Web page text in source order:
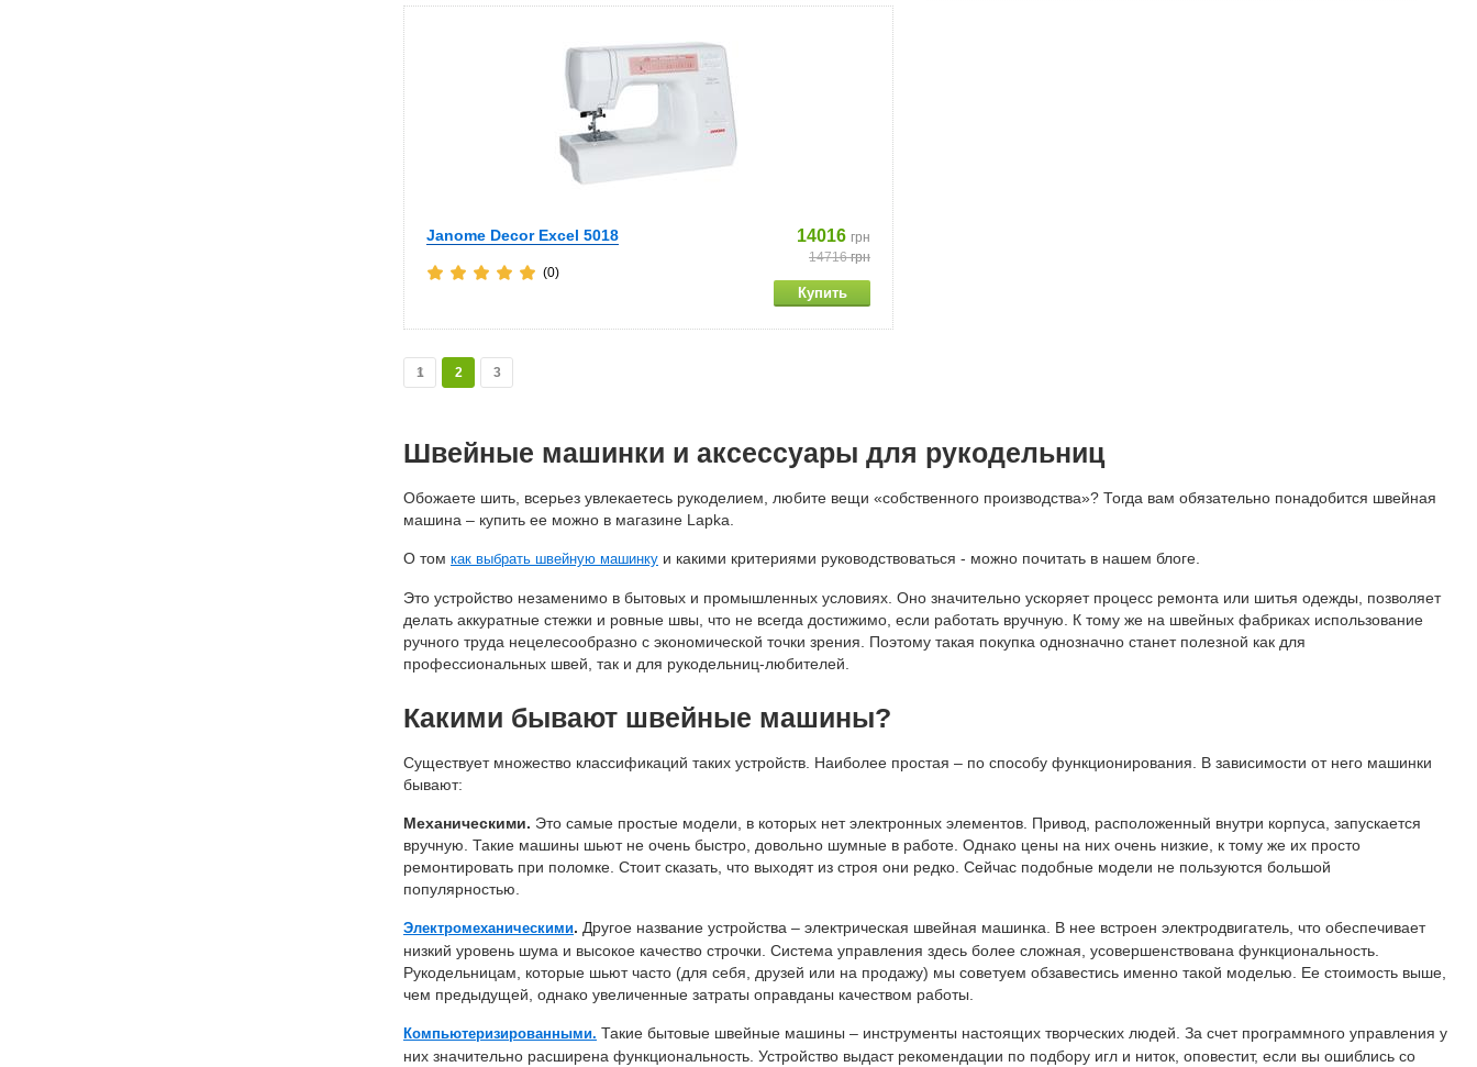
Janome Decor Excel 5018 14016 грн
14716грн
(0)
1 2 3
Швейные машинки и аксессуары для рукодельниц
Обожаете шить, всерьез увлекаетесь рукоделием, любите вещи «собственного производства»? Тогда вам обязательно понадобится швейная
машина – купить ее можно в магазине Lapka.
О том как выбрать швейную машинку и какими критериями руководствоваться - можно почитать в нашем блоге.
Это устройство незаменимо в бытовых и промышленных условиях. Оно значительно ускоряет процесс ремонта или шитья одежды, позволяет
делать аккуратные стежки и ровные швы, что не всегда достижимо, если работать вручную. К тому же на швейных фабриках использование
ручного труда нецелесообразно с экономической точки зрения. Поэтому такая покупка однозначно станет полезной как для
профессиональных швей, так и для рукодельниц-любителей.
Какими бывают швейные машины?
Существует множество классификаций таких устройств. Наиболее простая – по способу функционирования. В зависимости от него машинки
бывают:
Механическими. Это самые простые модели, в которых нет электронных элементов. Привод, расположенный внутри корпуса, запускается
вручную. Такие машины шьют не очень быстро, довольно шумные в работе. Однако цены на них очень низкие, к тому же их просто
ремонтировать при поломке. Стоит сказать, что выходят из строя они редко. Сейчас подобные модели не пользуются большой
популярностью.
Электромеханическими. Другое название устройства – электрическая швейная машинка. В нее встроен электродвигатель, что обеспечивает
низкий уровень шума и высокое качество строчки. Система управления здесь более сложная, усовершенствована функциональность.
Рукодельницам, которые шьют часто (для себя, друзей или на продажу) мы советуем обзавестись именно такой моделью. Ее стоимость выше,
чем предыдущей, однако увеличенные затраты оправданы качеством работы.
Компьютеризированными. Такие бытовые швейные машины – инструменты настоящих творческих людей. За счет программного управления у
них значительно расширена функциональность. Устройство выдаст рекомендации по подбору игл и ниток, оповестит, если вы ошиблись со